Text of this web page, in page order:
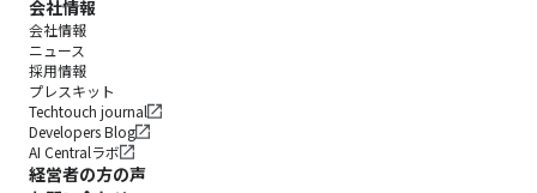
会社情報
会社情報
ニュース
採用情報
プレスキット
Techtouch journal
Developers Blog
AI Centralラボ
経営者の方の声